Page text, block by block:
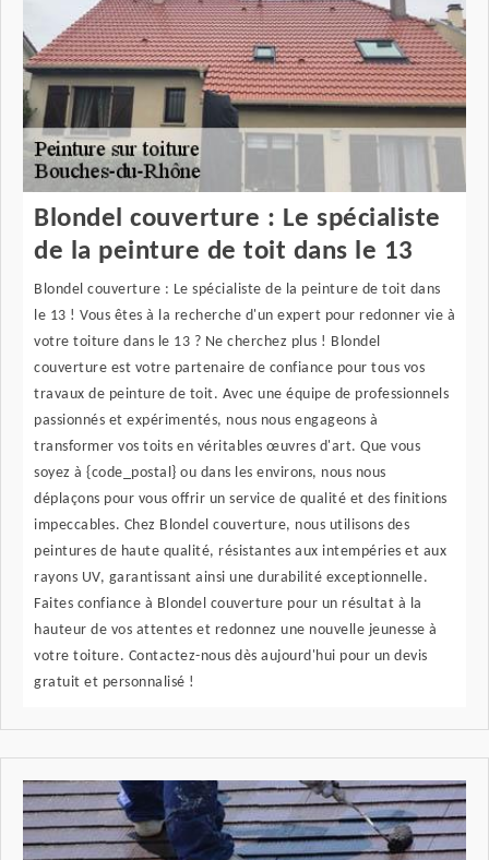
Blondel couverture : Le spécialiste
de la peinture de toit dans le 13
Blondel couverture : Le spécialiste de la peinture de toit dans
le 13 ! Vous êtes à la recherche d'un expert pour redonner vie à
votre toiture dans le 13 ? Ne cherchez plus ! Blondel
couverture est votre partenaire de confiance pour tous vos
travaux de peinture de toit. Avec une équipe de professionnels
passionnés et expérimentés, nous nous engageons à
transformer vos toits en véritables œuvres d'art. Que vous
soyez à {code_postal} ou dans les environs, nous nous
déplaçons pour vous offrir un service de qualité et des finitions
impeccables. Chez Blondel couverture, nous utilisons des
peintures de haute qualité, résistantes aux intempéries et aux
rayons UV, garantissant ainsi une durabilité exceptionnelle.
Faites confiance à Blondel couverture pour un résultat à la
hauteur de vos attentes et redonnez une nouvelle jeunesse à
votre toiture. Contactez-nous dès aujourd'hui pour un devis
gratuit et personnalisé !